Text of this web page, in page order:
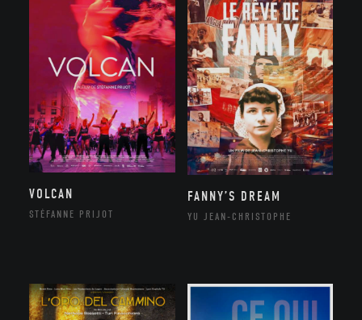
VOLCAN
STÉFANNE PRIJOT
FANNY’S DREAM
YU JEAN-CHRISTOPHE